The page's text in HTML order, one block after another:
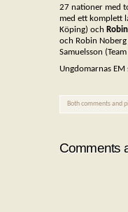
27 nationer med
med ett komplett
Köping) och
och Robin
Samuelsson
Ungdomarnas
Both comments and
Comments